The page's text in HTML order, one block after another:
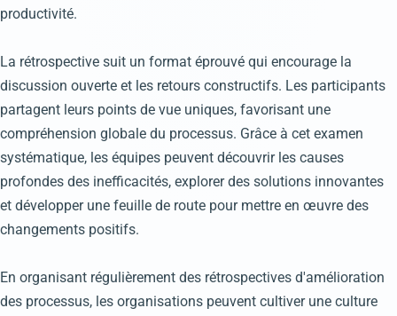
productivité.
La rétrospective suit un format éprouvé qui encourage la
discussion ouverte et les retours constructifs. Les participants
partagent leurs points de vue uniques, favorisant une
compréhension globale du processus. Grâce à cet examen
systématique, les équipes peuvent découvrir les causes
profondes des inefficacités, explorer des solutions innovantes
et développer une feuille de route pour mettre en œuvre des
changements positifs.
En organisant régulièrement des rétrospectives d'amélioration
des processus, les organisations peuvent cultiver une culture